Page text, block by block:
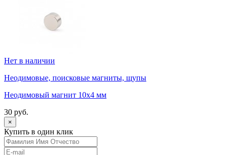
Нет в наличии
Неодимовые, поисковые магниты, щупы
Неодимовый магнит 10х4 мм
30 руб.
×
Купить в один клик